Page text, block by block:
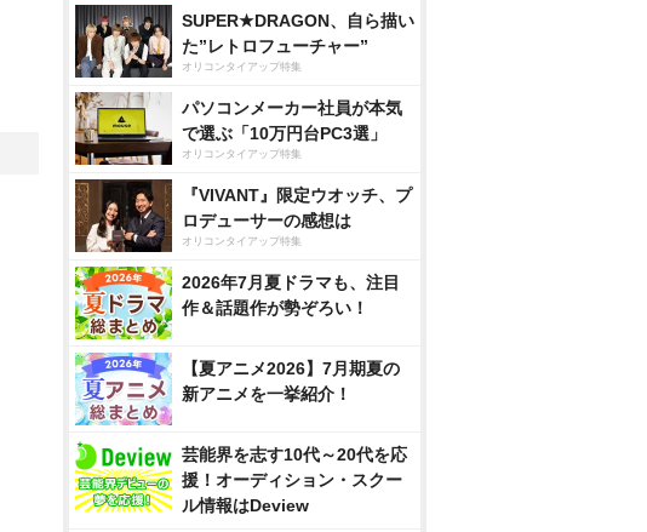
SUPER★DRAGON、自ら描い
た”レトロフューチャー”
オリコンタイアップ特集
パソコンメーカー社員が本気
で選ぶ「10万円台PC3選」
オリコンタイアップ特集
『VIVANT』限定ウオッチ、プ
ロデューサーの感想は
オリコンタイアップ特集
2026年7月夏ドラマも、注目
作＆話題作が勢ぞろい！
【夏アニメ2026】7月期夏の
新アニメを一挙紹介！
芸能界を志す10代～20代を応
援！オーディション・スクー
ル情報はDeview